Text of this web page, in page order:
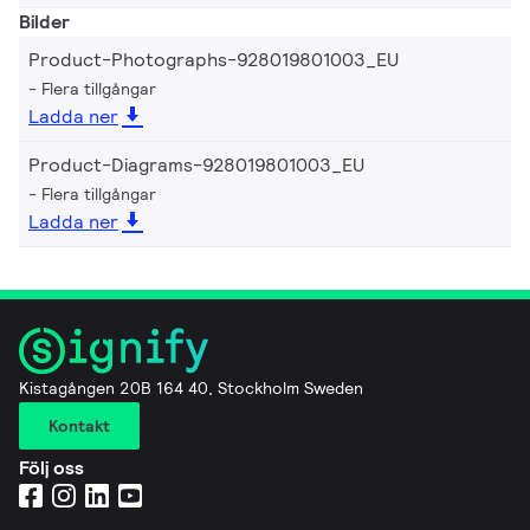
Bilder
Product-Photographs-928019801003_EU
Flera tillgångar
Ladda ner
Product-Diagrams-928019801003_EU
Flera tillgångar
Ladda ner
Kistagången 20B 164 40, Stockholm Sweden
Kontakt
Följ oss